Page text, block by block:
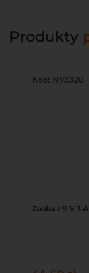
Produkty
Kod: N93320
Zasilacz 9 V 3